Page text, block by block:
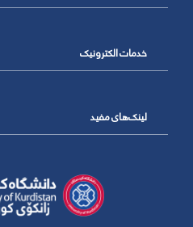
خدمات الکترونیک
لینک‌های مفید